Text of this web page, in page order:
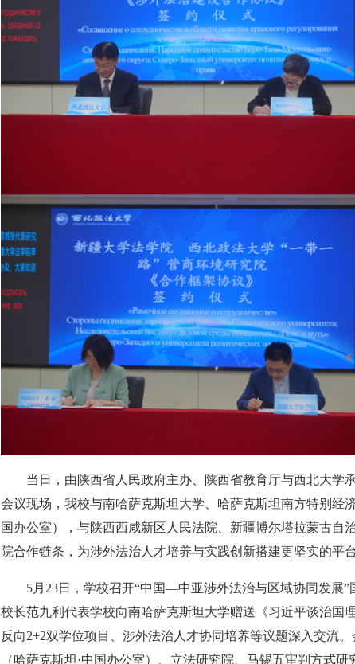
当日，由陕西省人民政府主办、陕西省教育厅与西北大学
会议现场，我校与南哈萨克斯坦大学、哈萨克斯坦南方特别经
国办公室），与陕西西咸新区人民法院、新疆博尔塔拉蒙古
院合作链条，为涉外法治人才培养与实践创新搭建更坚实的平台
5月23日，学校召开“中国—中亚涉外法治与区域协同发展
校长范九利代表学校向南哈萨克斯坦大学赠送《习近平谈治国
反向2+2双学位项目、涉外法治人才协同培养等议题深入交流
（哈萨克斯坦·中国办公室）、立法研究院、马锡五审判方式研